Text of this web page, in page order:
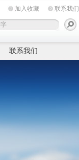
加入收藏 联系我们
联系我们